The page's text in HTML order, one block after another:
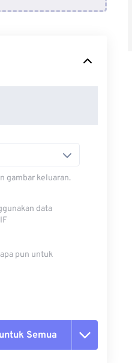
gambar keluaran.
data
pun untuk
Semua